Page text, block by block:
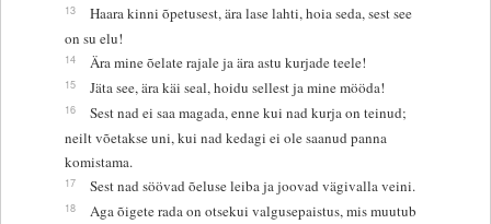
13
Haara kinni õpetusest, ära lase lahti, hoia seda, sest see
on su elu!
14 Ära mine õelate rajale ja ära astu kurjade teele!
15 Jäta see, ära käi seal, hoidu sellest ja mine mööda!
16
Sest nad ei saa magada, enne kui nad kurja on teinud;
neilt võetakse uni, kui nad kedagi ei ole saanud panna
komistama.
17 Sest nad söövad õeluse leiba ja joovad vägivalla veini.
18
Aga õigete rada on otsekui valgusepaistus, mis muutub